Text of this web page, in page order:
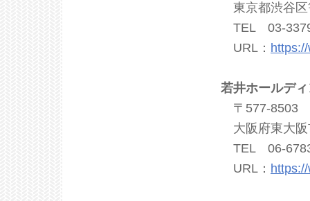
東京都渋谷
TEL 03-
URL：
若井ホールデ
〒577-8503
大阪府東大阪
TEL 06-
URL：